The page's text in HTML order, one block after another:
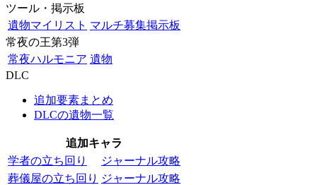
ツール・掲示板
遺物マイリスト マルチ募集掲示板
常夜の王第3弾
常夜ハルモニア 遺物
DLC
追加要素まとめ
DLCの遺物一覧
追加キャラ
学者の立ち回り
ジャーナル攻略
葬儀屋の立ち回り ジャーナル攻略